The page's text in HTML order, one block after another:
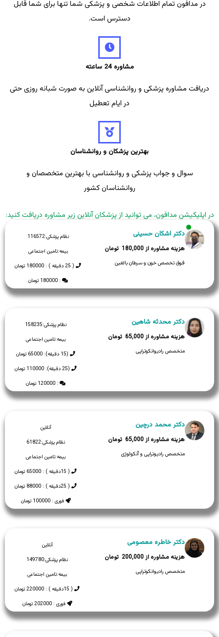
در مدافون تمام اطلاعات شخصی و پزشکی شما تنها برای شما قابل
دسترس است.
مشاوره 24 ساعته
دریافت مشاوره پزشکی و روانشناسی آنلاین به صورت شبانه روزی حتی
در ایام تعطیل
بهترین پزشکان و روانشناسان
سوال و جواب پزشکی و روانشناسی با بهترین متخصصان و
روانشناسان کشور
در اپلیکیشن مدافون، می توانید از پزشکان آنلاین زیر مشاوره دریافت کنید:
نظام پزشکی:116572
بیمه:تامین اجتماعی
( 25 دقیقه ) : 180000 تومان
: 180000 تومان
دکتر اشکان حسینی
180,000
فوق تخصص خون و سرطان بالغین
نظام پزشکی:158235
بیمه:تامین اجتماعی
(15 دقیقه): 65000 تومان
(25 دقیقه): 110000 تومان
: 120000 تومان
دکتر محدثه شاهین
65,000
متخصص رادیوانکوتراپی
آنلاین
نظام پزشکی:61822
بیمه:تامین اجتماعی
( 15دقیقه ) : 65000 تومان
( 25دقیقه ) : 88000 تومان
فوری : 100000 تومان
دکتر محمد درچین
65,000
متخصص رادیوتراپی و آنکولوژی
آنلاین
نظام پزشکی:149780
بیمه:تامین اجتماعی
( 15دقیقه ) : 220000 تومان
فوری : 202000 تومان
دکتر خاطره معصومی
200,000
متخصص رادیوانکوتراپی